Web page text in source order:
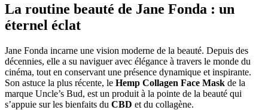
La routine beauté de Jane Fonda : un
éternel éclat
Jane Fonda incarne une vision moderne de la beauté. Depuis des
décennies, elle a su naviguer avec élégance à travers le monde du
cinéma, tout en conservant une présence dynamique et inspirante.
Son astuce la plus récente, le Hemp Collagen Face Mask de la
marque Uncle’s Bud, est un produit à la pointe de la beauté qui
s’appuie sur les bienfaits du CBD et du collagène.